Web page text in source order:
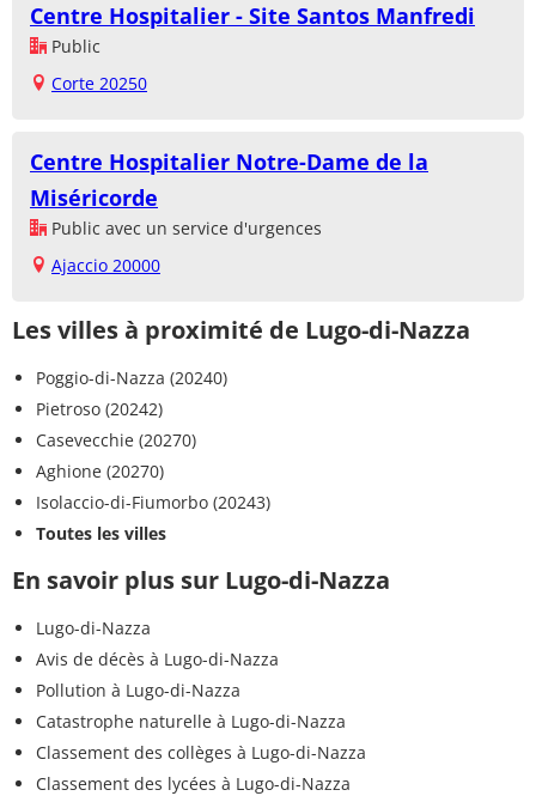
Centre Hospitalier - Site Santos Manfredi
Public
Corte 20250
Centre Hospitalier Notre-Dame de la
Miséricorde
Public avec un service d'urgences
Ajaccio 20000
Les villes à proximité de Lugo-di-Nazza
Poggio-di-Nazza (20240)
Pietroso (20242)
Casevecchie (20270)
Aghione (20270)
Isolaccio-di-Fiumorbo (20243)
Toutes les villes
En savoir plus sur Lugo-di-Nazza
Lugo-di-Nazza
Avis de décès à Lugo-di-Nazza
Pollution à Lugo-di-Nazza
Catastrophe naturelle à Lugo-di-Nazza
Classement des collèges à Lugo-di-Nazza
Classement des lycées à Lugo-di-Nazza